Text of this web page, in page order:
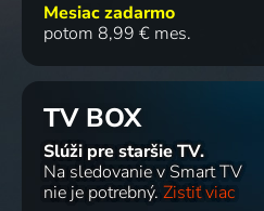
Mesiac zadarmo
potom 8,99 € mes.
TV BOX
Slúži pre staršie TV.
Na sledovanie v Smart TV
nie je potrebný. Zistiť viac